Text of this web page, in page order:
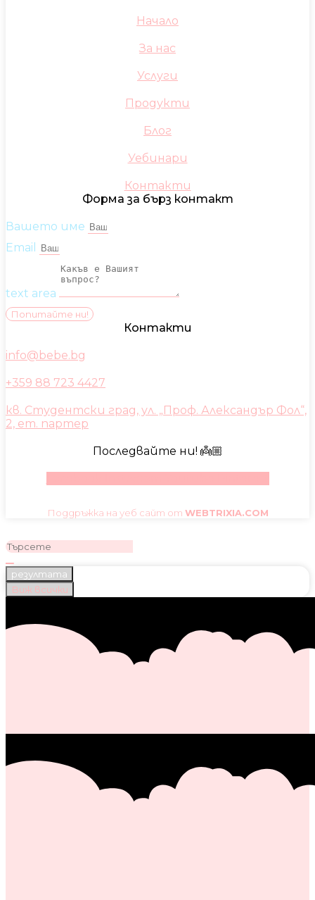
Начало
За нас
Услуги
Продукти
Блог
Уебинари
Контакти
Форма за бърз контакт
Вашето име
Email
text area
Попитайте ни!
Контакти
info@bebe.bg
+359 88 723 4427
кв. Студентски град, ул. „Проф. Александър Фол“,
2, ет. партер
Последвайте ни! 👼🏼
Поддръжка на уеб сайт от WEBTRIXIA.COM
резултата
Виж всички